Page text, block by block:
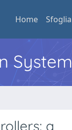
Home Sfoglia
System
a